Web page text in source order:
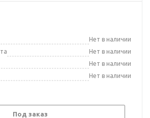
Нет в наличии
Нет в наличии
Нет в наличии
Нет в наличии
Под заказ